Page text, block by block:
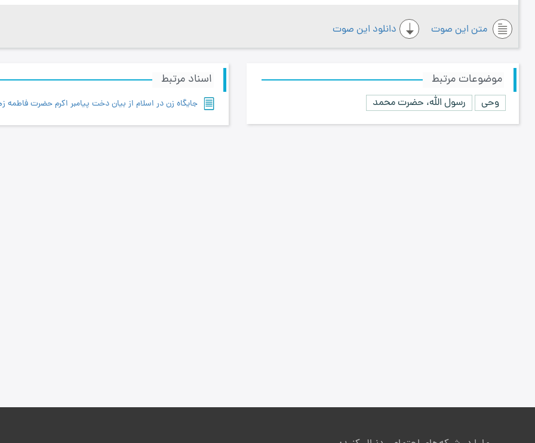
متن این صوت دانلود این صوت
موضوعات مرتبط
وحی رسول الله، حضرت محمد
اسناد مرتبط